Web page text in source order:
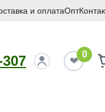
и оплатаОпт
0